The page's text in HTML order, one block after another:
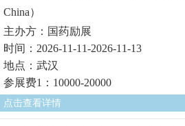
China）
主办方：国药励展
时间：2026-11-11-2026-11-13
地点：武汉
参展费1：10000-20000
点击查看详情